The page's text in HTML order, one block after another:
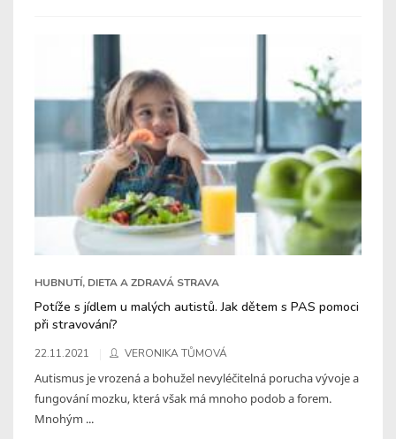
HUBNUTÍ, DIETA A ZDRAVÁ STRAVA
Potíže s jídlem u malých autistů. Jak dětem s PAS pomoci
při stravování?
22.11.2021 VERONIKA TŮMOVÁ
Autismus je vrozená a bohužel nevyléčitelná porucha vývoje a
fungování mozku, která však má mnoho podob a forem.
Mnohým ...